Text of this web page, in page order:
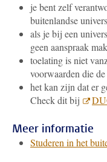
je bent zelf
buitenlandse
als je bij een
geen aanspraak
toelating is niet
voorwaarden die
het kan zijn dat er
Check dit bij
Meer informatie
Studeren in het